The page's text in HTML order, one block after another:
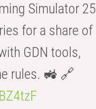
Simulator 25
for a share of
GDN tools,
rules. 🚜 🔗